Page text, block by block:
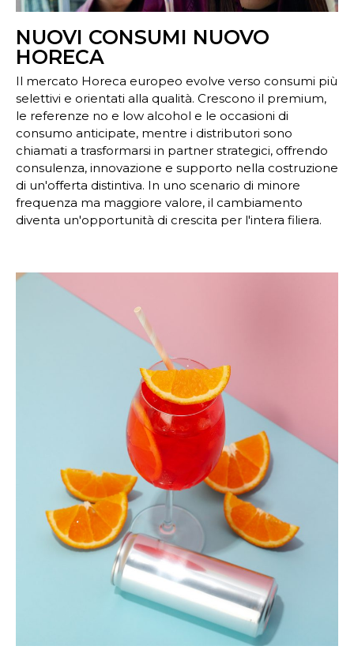
NUOVI CONSUMI NUOVO
HORECA
Il mercato Horeca europeo evolve verso consumi più
selettivi e orientati alla qualità. Crescono il premium,
le referenze no e low alcohol e le occasioni di
consumo anticipate, mentre i distributori sono
chiamati a trasformarsi in partner strategici, offrendo
consulenza, innovazione e supporto nella costruzione
di un'offerta distintiva. In uno scenario di minore
frequenza ma maggiore valore, il cambiamento
diventa un'opportunità di crescita per l'intera filiera.